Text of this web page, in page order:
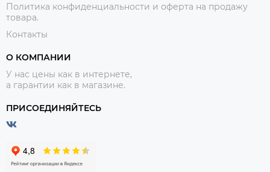
Политика конфиденциальности и оферта на продажу
товара.
Контакты
О КОМПАНИИ
У нас цены как в интернете,
а гарантии как в магазине.
ПРИСОЕДИНЯЙТЕСЬ